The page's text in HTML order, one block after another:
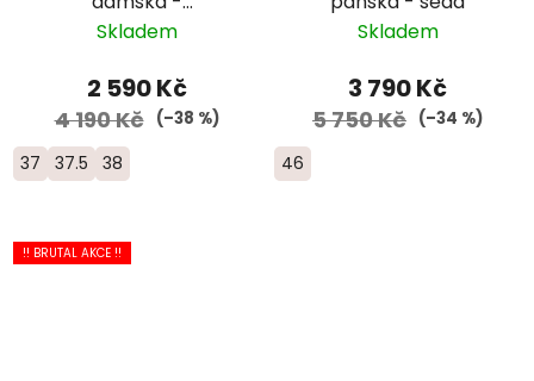
modrá/růžová
Skladem
2 590 Kč
4 190 Kč (–38 %)
37 37.5 38
Skladem
3 790 Kč
5 750 Kč (–34 %)
46
!! BRUTAL AKCE !!